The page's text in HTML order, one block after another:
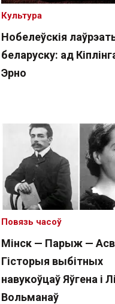
Нобелеўскія
беларуску: ад
Эрно
Культура
Мінск — Парыж —
Гісторыя выбітных
навукоўцаў Яўгена і
Вольманаў
Повязь часоў